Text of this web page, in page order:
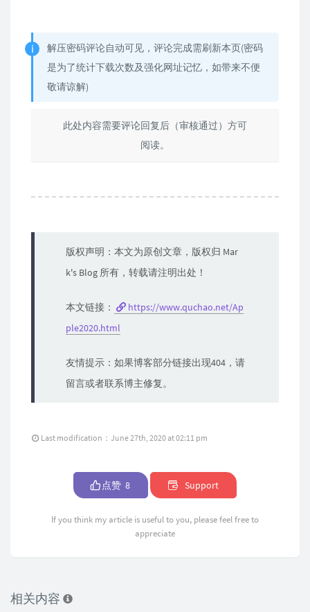
解压密码评论自动可见，评论完成需刷新本页(密码
是为了统计下载次数及强化网址记忆，如带来不便
敬请谅解)
此处内容需要评论回复后（审核通过）方可
阅读。
版权声明：本文为原创文章，版权归 Mar
k's Blog 所有，转载请注明出处！
本文链接：
https://www.quchao.net/Ap
ple2020.html
友情提示：如果博客部分链接出现404，请
留言或者联系博主修复。
Last modification：June 27th, 2020 at 02:11 pm
点赞 8 Support
If you think my article is useful to you, please feel free to
appreciate
相关内容